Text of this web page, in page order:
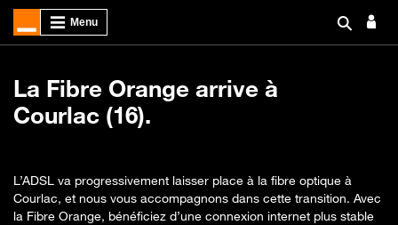
La Fibre Orange arrive à
Courlac (16).
L’ADSL va progressivement laisser place à la fibre optique à
Courlac, et nous vous accompagnons dans cette transition. Avec
la Fibre Orange, bénéficiez d’une connexion internet plus stable